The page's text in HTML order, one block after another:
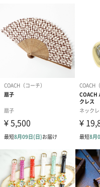
縦80mm×
対象の性別
女性
腕時計ムーブ
メントタイプ
日本製クオー
ル）
3気圧防水
同梱物／付属
保証書/説明
期間
ケースサイズ
ケース縦：
7.5mm